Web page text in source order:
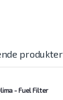
produkter
- Fuel Filter